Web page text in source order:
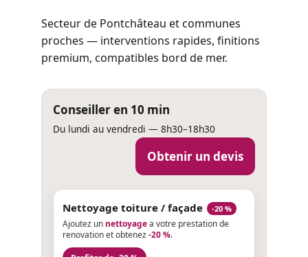
Secteur de Pontchâteau et communes
proches — interventions rapides, finitions
premium, compatibles bord de mer.
Conseiller en 10 min
Du lundi au vendredi — 8h30–18h30
Obtenir un devis
Nettoyage toiture / façade -20 %
Ajoutez un nettoyagea votre prestation de
renovation et obtenez-20 %.